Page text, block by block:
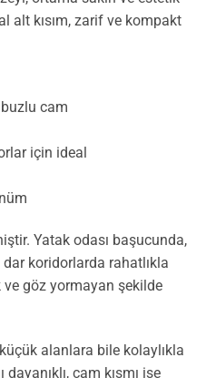
alt kısım, zarif ve kompakt
cam
için ideal
Yatak odası başucunda,
koridorlarda rahatlıkla
ve göz yormayan şekilde
alanlara bile kolaylıkla
cam kısmı ise